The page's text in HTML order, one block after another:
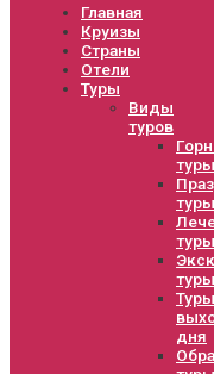
Главная
Круизы
Страны
Отели
Туры
Виды
туров
туры
туры
туры
туры
Туры
дня